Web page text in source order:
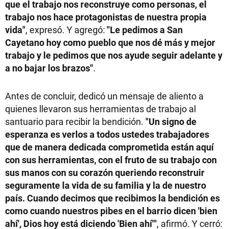
que el trabajo nos reconstruye como personas, el
trabajo nos hace protagonistas de nuestra propia
vida", expresó. Y agregó: "Le pedimos a San
Cayetano hoy como pueblo que nos dé más y mejor
trabajo y le pedimos que nos ayude seguir adelante y
a no bajar los brazos".
Antes de concluir, dedicó un mensaje de aliento a
quienes llevaron sus herramientas de trabajo al
santuario para recibir la bendición. "Un signo de
esperanza es verlos a todos ustedes trabajadores
que de manera dedicada comprometida están aquí
con sus herramientas, con el fruto de su trabajo con
sus manos con su corazón queriendo reconstruir
seguramente la vida de su familia y la de nuestro
país. Cuando decimos que recibimos la bendición es
como cuando nuestros pibes en el barrio dicen 'bien
ahí', Dios hoy está diciendo 'Bien ahí'", afirmó. Y cerró: